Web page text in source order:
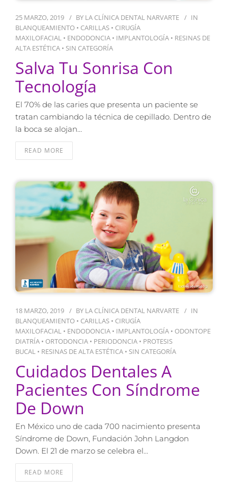
25 MARZO, 2019 BY LA CLÍNICA DENTAL NARVARTE
IN
BLANQUEAMIENTO • CARILLAS • CIRUGÍA
MAXILOFACIAL • ENDODONCIA • IMPLANTOLOGÍA • RESINAS DE
ALTA ESTÉTICA • SIN CATEGORÍA
Salva Tu Sonrisa Con
Tecnología
El 70% de las caries que presenta un paciente se
tratan cambiando la técnica de cepillado. Dentro de
la boca se alojan…
READ MORE
18 MARZO, 2019 BY LA CLÍNICA DENTAL NARVARTE
IN
BLANQUEAMIENTO • CARILLAS • CIRUGÍA
MAXILOFACIAL • ENDODONCIA • IMPLANTOLOGÍA • ODONTOPE
DIATRÍA • ORTODONCIA • PERIODONCIA • PROTESIS
BUCAL • RESINAS DE ALTA ESTÉTICA • SIN CATEGORÍA
Cuidados Dentales A
Pacientes Con Síndrome
De Down
En México uno de cada 700 nacimiento presenta
Síndrome de Down, Fundación John Langdon
Down. El 21 de marzo se celebra el…
READ MORE